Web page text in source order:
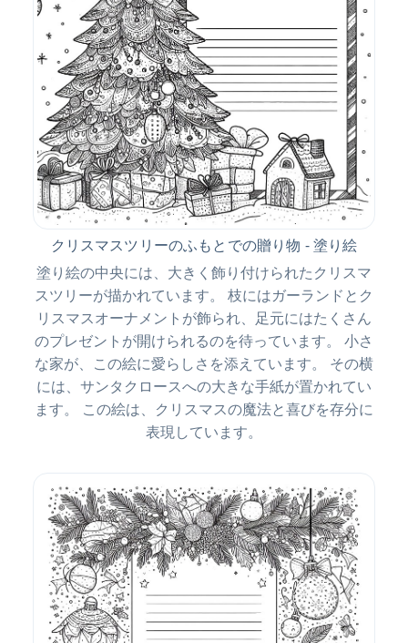
クリスマスツリーのふもとでの贈り物 - 塗り絵
塗り絵の中央には、大きく飾り付けられたクリスマ
スツリーが描かれています。 枝にはガーランドとク
リスマスオーナメントが飾られ、足元にはたくさん
のプレゼントが開けられるのを待っています。 小さ
な家が、この絵に愛らしさを添えています。 その横
には、サンタクロースへの大きな手紙が置かれてい
ます。 この絵は、クリスマスの魔法と喜びを存分に
表現しています。